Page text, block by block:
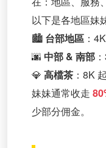
以下是各地區妹
🏙 台部地區 ：
🌆 中部 & 南部
💎 高檔茶 ：8K 起
妹妹通常收走
少部分佣金。